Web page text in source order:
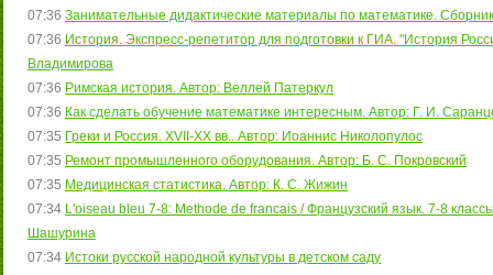
07:36 Занимательные дидактические материалы по математике.
07:36 История. Экспресс-репетитор для подготовки к ГИА. "История
Владимирова
07:36 Римская история. Автор: Веллей Патеркул
07:36 Как сделать обучение математике интересным. Автор: Г. И.
07:35 Греки и Россия. XVII-XX вв.. Автор: Иоаннис Николопулос
07:35 Ремонт промышленного оборудования. Автор: Б. С. Покровский
07:35 Медицинская статистика. Автор: К. С. Жижин
07:34 L'oiseau bleu 7-8: Methode de francais / Французский язык. 7-8
Шашурина
07:34 Истоки русской народной культуры в детском саду